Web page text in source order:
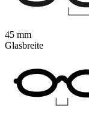
45 mm
Glasbreite